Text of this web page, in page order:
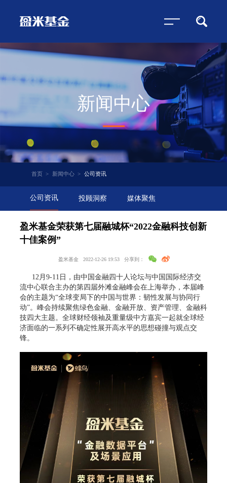
新闻中心
首页 > 新闻中心 > 公司资讯
公司资讯 投顾洞察 媒体聚焦
盈米基金荣获第七届融城杯“2022金融科技创新
十佳案例”
盈米基金 2022-12-26 19:53 分享到：
12月9-11日，由中国金融四十人论坛与中国国际经济交
流中心联合主办的第四届外滩金融峰会在上海举办，本届峰
会的主题为“全球变局下的中国与世界：韧性发展与协同行
动”。峰会持续聚焦绿色金融、金融开放、资产管理、金融科
技四大主题。全球财经领袖及重量级中方嘉宾一起就全球经
济面临的一系列不确定性展开高水平的思想碰撞与观点交
锋。